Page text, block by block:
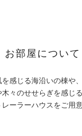
お部屋について
を感じる海沿いの棟や
々のせせらぎを感じ
ーラーハウスをご用